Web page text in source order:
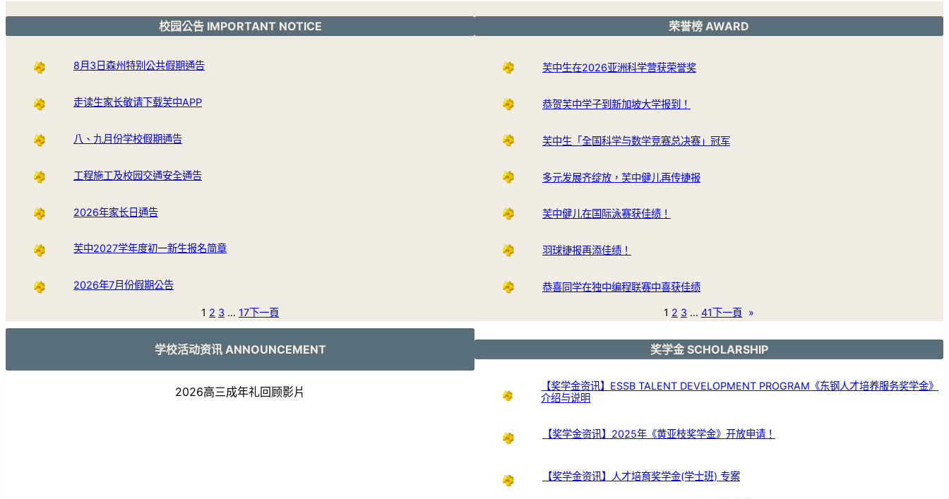
校园公告 IMPORTANT NOTICE
8月3日森州特别公共假期通告
走读生家长敬请下载芙中APP
八、九月份学校假期通告
工程施工及校园交通安全通告
2026年家长日通告
芙中2027学年度初一新生报名简章
2026年7月份假期公告
1 2 3 … 17下一頁
荣誉榜 AWARD
芙中生在2026亚洲科学营获荣誉奖
恭贺芙中学子到新加坡大学报到！
芙中生「全国科学与数学竞赛总决赛」冠军
多元发展齐绽放，芙中健儿再传捷报
芙中健儿在国际泳赛获佳绩！
羽球捷报再添佳绩！
恭喜同学在独中编程联赛中喜获佳绩
1 2 3 … 41下一頁 »
学校活动资讯 ANNOUNCEMENT
2026高三成年礼回顾影片
奖学金 SCHOLARSHIP
【奖学金资讯】ESSB TALENT DEVELOPMENT PROGRAM《东钢人才培养服务奖学金》
介绍与说明
【奖学金资讯】2025年《黄亚枝奖学金》开放申请！
【奖学金资讯】人才培育奖学金(学士班) 专案